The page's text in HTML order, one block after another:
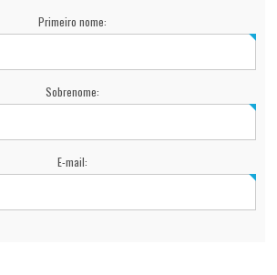
Primeiro nome:
Sobrenome:
E-mail: